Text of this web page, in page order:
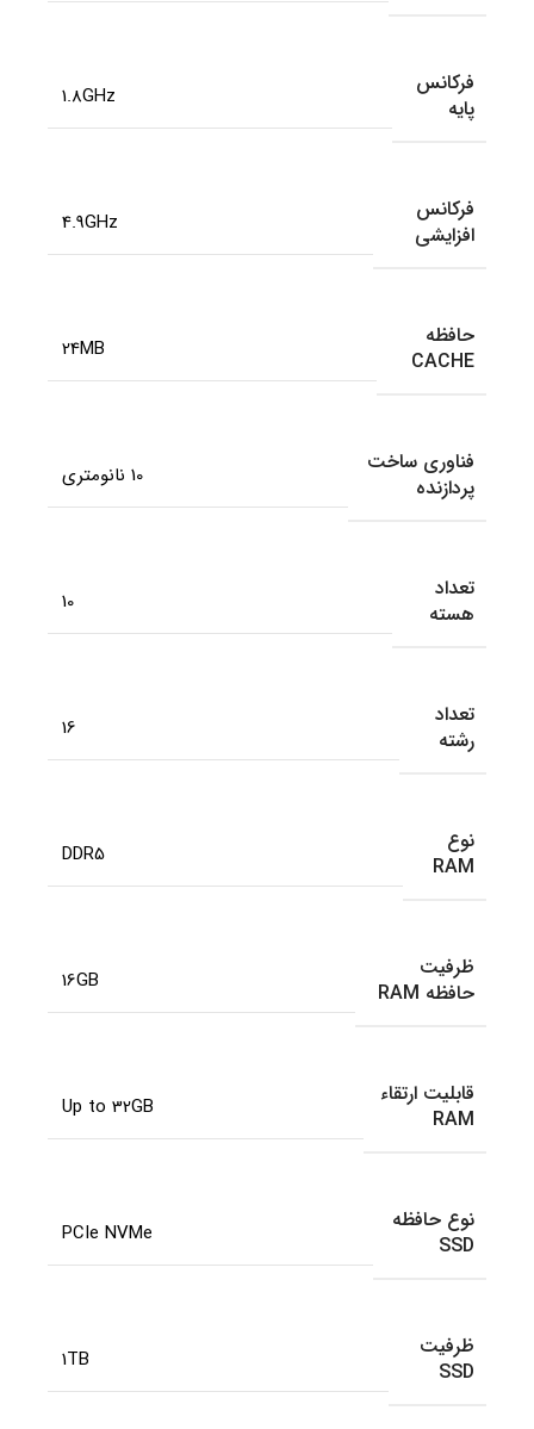
فرکانس
پایه
1.8GHz
فرکانس
افزایشی
4.9GHz
حافظه
CACHE
24MB
فناوری ساخت
پردازنده
10 نانومتری
تعداد
هسته
10
تعداد
رشته
16
نوع
RAM
DDR5
ظرفیت
حافظه RAM
16GB
قابلیت ارتقاء
RAM
Up to 32GB
نوع حافظه
SSD
PCIe NVMe
ظرفیت
SSD
1TB